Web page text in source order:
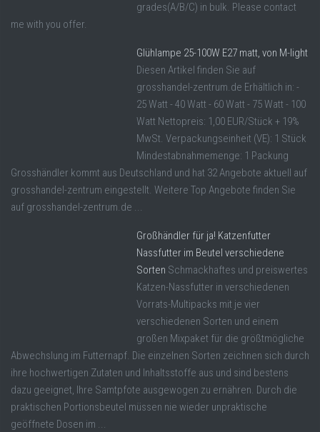
grades(A/B/C) in bulk. Please contact
me with you offer.
Glühlampe 25-100W E27 matt, von M-light
Diesen Artikel finden Sie auf
grosshandel-zentrum.de Erhältlich in: -
25 Watt - 40 Watt - 60 Watt - 75 Watt - 100
Watt Nettopreis: 1,00 EUR/Stück + 19%
MwSt. Verpackungseinheit (VE): 1 Stück
Mindestabnahmemenge: 1 Packung
Grosshändler kommt aus Deutschland und hat 32 Angebote aktuell auf
grosshandel-zentrum eingestellt. Weitere Top Angebote finden Sie
auf grosshandel-zentrum.de ...
Großhändler für ja! Katzenfutter
Nassfutter im Beutel verschiedene
Sorten Schmackhaftes und preiswertes
Katzen-Nassfutter in verschiedenen
Vorrats-Multipacks mit je vier
verschiedenen Sorten und einem
großen Mixpaket für die größtmögliche
Abwechslung im Futternapf. Die einzelnen Sorten zeichnen sich durch
ihre hochwertigen Zutaten und Inhaltsstoffe aus und sind bestens
dazu geeignet, Ihre Samtpfote ausgewogen zu ernähren. Durch die
praktischen Portionsbeutel müssen nie wieder unpraktische
geöffnete Dosen im ...